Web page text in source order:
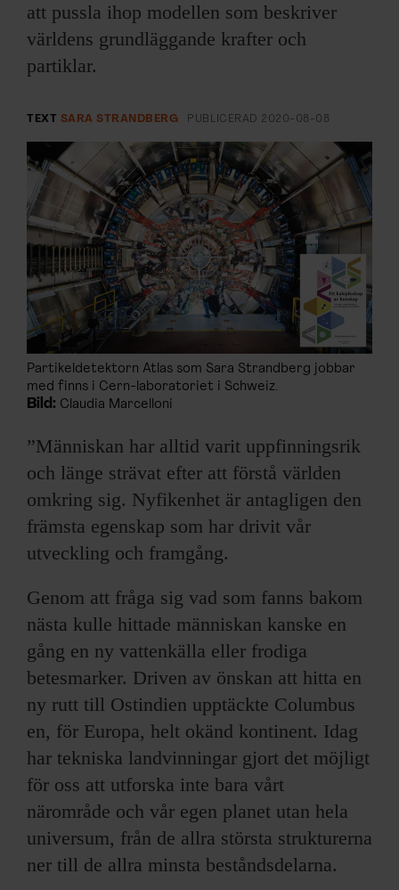
KONTAKTA F&F
SKRIV I F&F
PRENUMERERA PÅ F&F
ANNONSERA I F&F
OM F&F
att pussla ihop modellen som beskriver
världens grundläggande krafter och
partiklar.
TEXT SARA STRANDBERG PUBLICERAD 2020-08-08
Partikeldetektorn Atlas som Sara Strandberg jobbar
med finns i Cern-laboratoriet i Schweiz.
Bild: Claudia Marcelloni
”Människan har alltid varit uppfinningsrik
och länge strävat efter att förstå världen
omkring sig. Nyfikenhet är antagligen den
främsta egenskap som har drivit vår
utveckling och framgång.
Genom att fråga sig vad som fanns bakom
nästa kulle hittade människan kanske en
gång en ny vattenkälla eller frodiga
betesmarker. Driven av önskan att hitta en
ny rutt till Ostindien upptäckte Columbus
en, för Europa, helt okänd kontinent. Idag
har tekniska landvinningar gjort det möjligt
för oss att utforska inte bara vårt
närområde och vår egen planet utan hela
universum, från de allra största strukturerna
ner till de allra minsta beståndsdelarna.